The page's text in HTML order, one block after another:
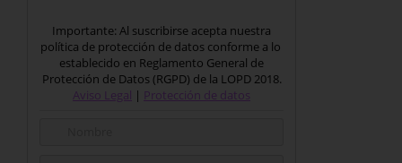
Importante: Al suscribirse acepta nuestra
política de protección de datos conforme a lo
establecido en Reglamento General de
Protección de Datos (RGPD) de la LOPD 2018.
Aviso Legal | Protección de datos